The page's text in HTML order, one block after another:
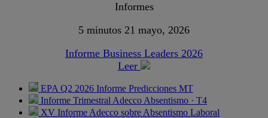
Informes
5 minutos 21 mayo, 2026
Informe Business Leaders 2026
Leer
EPA Q2 2026 Informe Predicciones MT
Informe Trimestral Adecco Absentismo · T4
XV Informe Adecco sobre Absentismo Laboral